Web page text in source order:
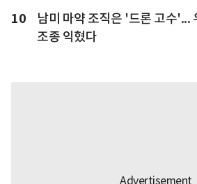
10
남미 마약 조직은 '드론 고수'...
조종 익혔다